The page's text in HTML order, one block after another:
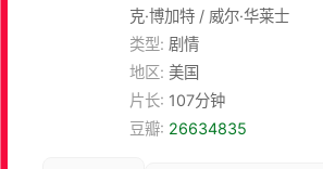
克·博加特 / 威尔·华莱士
类型: 剧情
地区: 美国
片长: 107分钟
豆瓣: 26634835